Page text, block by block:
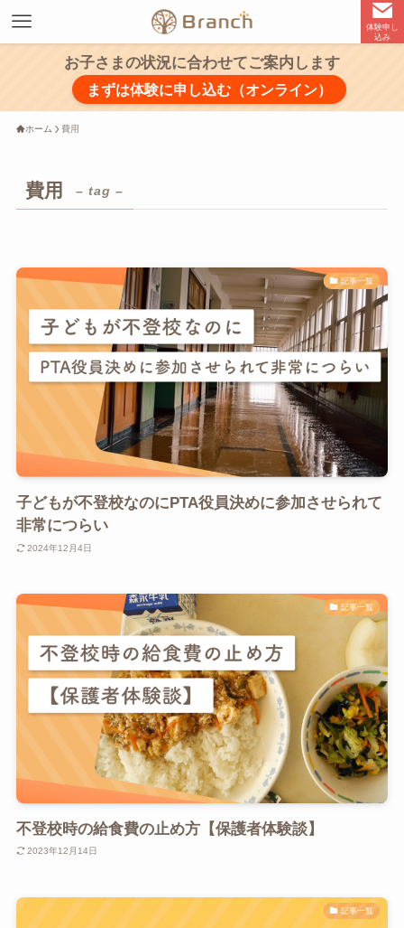
体験申し
込み
お子さまの状況に合わせてご案内します
まずは体験に申し込む（オンライン）
ホーム 費用
費用 – tag –
記事一覧
子どもが不登校なのにPTA役員決めに参加させられて
非常につらい
2024年12月4日
記事一覧
不登校時の給食費の止め方【保護者体験談】
2023年12月14日
記事一覧